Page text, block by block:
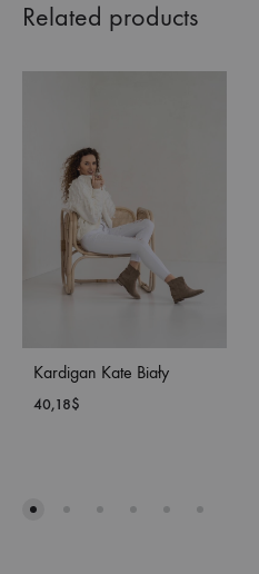
Related products
Kardigan Kate Biały
40,18$